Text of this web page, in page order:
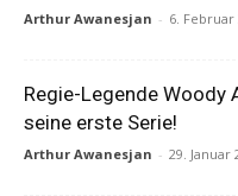
Arthur Awanesjan - 6. Februar
Regie-Legende Woody
seine erste Serie!
Arthur Awanesjan - 29. Januar